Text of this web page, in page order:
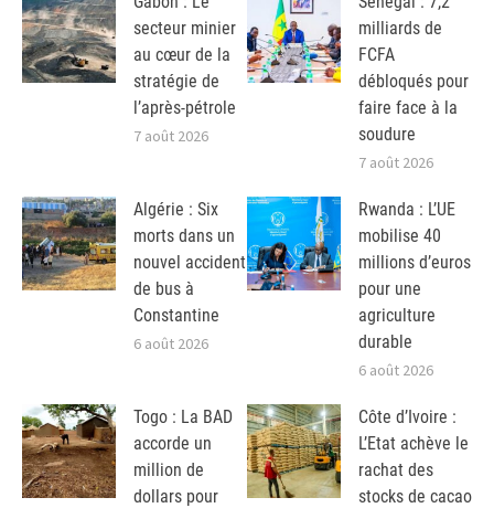
secteur minier
au cœur de la
stratégie de
l’après-pétrole
7 août 2026
milliards de
FCFA
débloqués pour
faire face à la
soudure
7 août 2026
Algérie : Six
morts dans un
nouvel accident
de bus à
Constantine
6 août 2026
Rwanda : L’UE
mobilise 40
millions d’euros
pour une
agriculture
durable
6 août 2026
Togo : La BAD
accorde un
million de
dollars pour
Côte d’Ivoire :
L’Etat achève le
rachat des
stocks de cacao